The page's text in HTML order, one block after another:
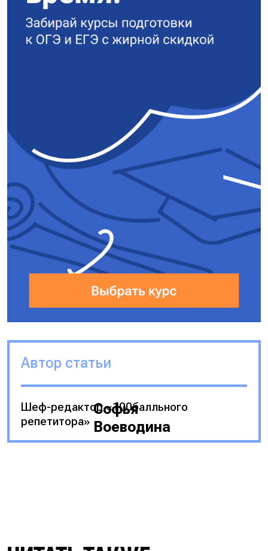
Автор статьи
Софья
Воеводина
Шеф-редактор «100балльного
репетитора»